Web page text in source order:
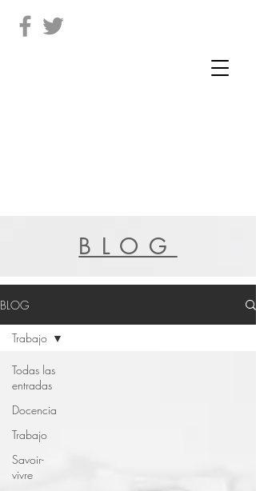
BLOG
BLOG
Todas las
entradas
Docencia
Trabajo
Savoir-
vivre
Trabajo